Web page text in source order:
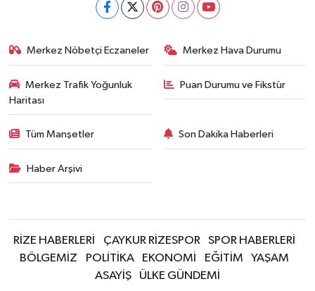
Merkez Nöbetçi Eczaneler Merkez Hava Durumu
Merkez Trafik Yoğunluk
Haritası
Puan Durumu ve Fikstür
Tüm Manşetler Son Dakika Haberleri
Haber Arşivi
RİZE HABERLERİ ÇAYKUR RİZESPOR
SPOR HABERLERİ
BÖLGEMİZ
POLİTİKA EKONOMİ EĞİTİM
YAŞAM
ASAYİŞ
ÜLKE GÜNDEMİ